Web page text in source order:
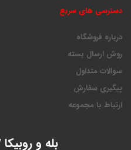
دسترسی های سریع
درباره فروشگاه
روش ارسال بسته
سوالات متداول
پیگیری سفارش
ارتباط با مجموعه
بله و روبیکا 09129152167